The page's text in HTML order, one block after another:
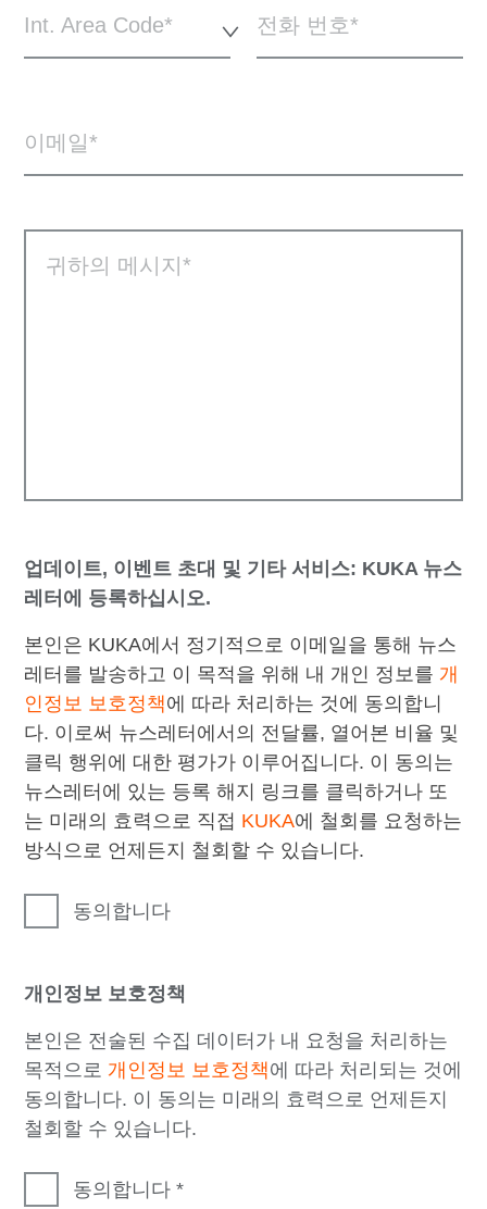
Int. Area Code* 전화 번호
이메일
귀하의 메시지
업데이트, 이벤트 초대 및 기타 서비스: KUKA 뉴스
레터에 등록하십시오.
본인은 KUKA에서 정기적으로 이메일을 통해 뉴스
레터를 발송하고 이 목적을 위해 내 개인 정보를개
인정보 보호정책에 따라 처리하는 것에 동의합니
다. 이로써 뉴스레터에서의 전달률, 열어본 비율 및
클릭 행위에 대한 평가가 이루어집니다. 이 동의는
뉴스레터에 있는 등록 해지 링크를 클릭하거나 또
는 미래의 효력으로 직접 KUKA에 철회를 요청하는
방식으로 언제든지 철회할 수 있습니다.
동의합니다
개인정보 보호정책
본인은 전술된 수집 데이터가 내 요청을 처리하는
목적으로개인정보 보호정책에 따라 처리되는 것에
동의합니다. 이 동의는 미래의 효력으로 언제든지
철회할 수 있습니다.
동의합니다